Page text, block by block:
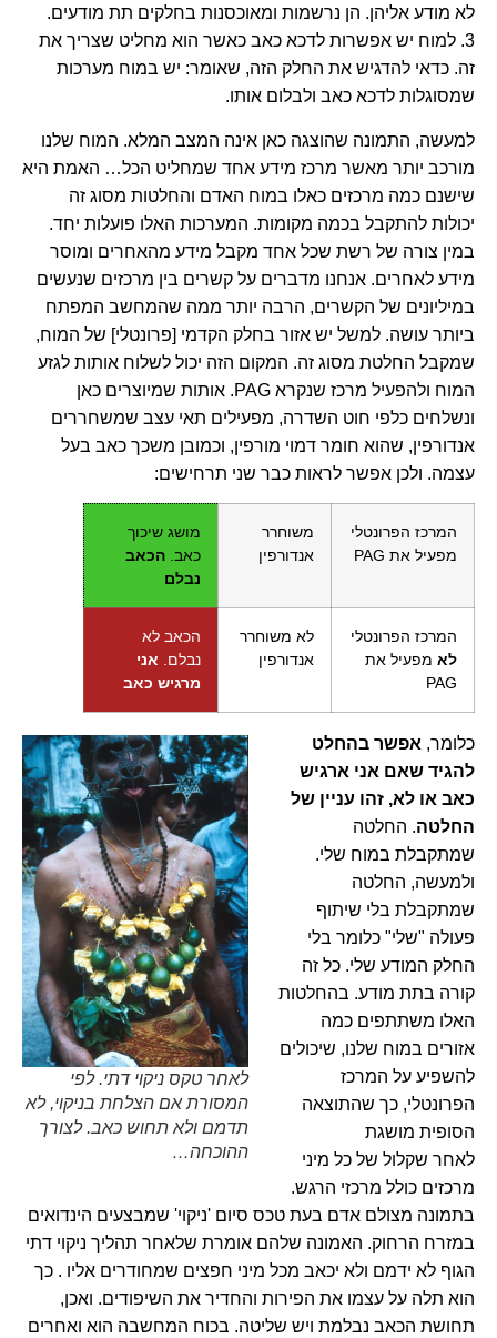
לא מודע אליהן. הן נרשמות ומאוכסנות בחלקים תת מודעים.
3. למוח יש אפשרות לדכא כאב כאשר הוא מחליט שצריך את
זה. כדאי להדגיש את החלק הזה, שאומר: יש במוח מערכות
שמסוגלות לדכא כאב ולבלום אותו.
למעשה, התמונה שהוצגה כאן אינה המצב המלא. המוח שלנו
מורכב יותר מאשר מרכז מידע אחד שמחליט הכל… האמת היא
שישנם כמה מרכזים כאלו במוח האדם והחלטות מסוג זה
יכולות להתקבל בכמה מקומות. המערכות האלו פועלות יחד.
במין צורה של רשת שכל אחד מקבל מידע מהאחרים ומוסר
מידע לאחרים. אנחנו מדברים על קשרים בין מרכזים שנעשים
במיליונים של הקשרים, הרבה יותר ממה שהמחשב המפתח
ביותר עושה. למשל יש אזור בחלק הקדמי [פרונטלי] של המוח,
שמקבל החלטת מסוג זה. המקום הזה יכול לשלוח אותות לגזע
המוח ולהפעיל מרכז שנקרא PAG. אותות שמיוצרים כאן
ונשלחים כלפי חוט השדרה, מפעילים תאי עצב שמשחררים
אנדורפין, שהוא חומר דמוי מורפין, וכמובן משכך כאב בעל
עצמה. ולכן אפשר לראות כבר שני תרחישים:
המרכז הפרונטלי
מפעיל את PAG
משוחרר
אנדורפין
מושג שיכוך
כאב. הכאב
נבלם
המרכז הפרונטלי
לא מפעיל את
PAG
לא משוחרר
אנדורפין
הכאב לא
נבלם. אני
מרגיש כאב
לאחר טקס ניקוי דתי. לפי
המסורת אם הצלחת בניקוי, לא
תדמם ולא תחוש כאב. לצורך
ההוכחה…
כלומר, אפשר בהחלט
להגיד שאם אני ארגיש
כאב או לא, זהו עניין של
החלטה. החלטה
שמתקבלת במוח שלי.
ולמעשה, החלטה
שמתקבלת בלי שיתוף
פעולה "שלי" כלומר בלי
החלק המודע שלי. כל זה
קורה בתת מודע. בהחלטות
האלו משתתפים כמה
אזורים במוח שלנו, שיכולים
להשפיע על המרכז
הפרונטלי, כך שהתוצאה
הסופית מושגת
לאחר שקלול של כל מיני
מרכזים כולל מרכזי הרגש.
בתמונה מצולם אדם בעת טכס סיום 'ניקוי' שמבצעים הינדואים
במזרח הרחוק. האמונה שלהם אומרת שלאחר תהליך ניקוי דתי
הגוף לא ידמם ולא יכאב מכל מיני חפצים שמחודרים אליו . כך
הוא תלה על עצמו את הפירות והחדיר את השיפודים. ואכן,
תחושת הכאב נבלמת ויש שליטה. בכוח המחשבה הוא ואחרים